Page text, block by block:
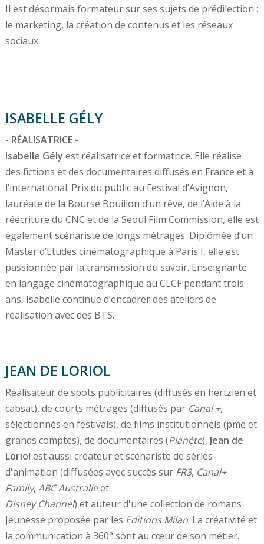
Il est désormais formateur sur ses sujets de prédilection :
le marketing, la création de contenus et les réseaux
sociaux.
ISABELLE GÉLY
- RÉALISATRICE -
Isabelle Gély est réalisatrice et formatrice. Elle réalise
des fictions et des documentaires diffusés en France et à
l’international. Prix du public au Festival d’Avignon,
lauréate de la Bourse Bouillon d’un rêve, de l’Aide à la
réécriture du CNC et de la Seoul Film Commission, elle est
également scénariste de longs métrages. Diplômée d’un
Master d’Etudes cinématographique à Paris I, elle est
passionnée par la transmission du savoir. Enseignante
en langage cinématographique au CLCF pendant trois
ans, Isabelle continue d’encadrer des ateliers de
réalisation avec des BTS.
JEAN DE LORIOL
Réalisateur de spots publicitaires (diffusés en hertzien et
cabsat), de courts métrages (diffusés par Canal +,
sélectionnés en festivals), de films institutionnels (pme et
grands comptes), de documentaires (Planète), Jean de
Loriol est aussi créateur et scénariste de séries
d'animation (diffusées avec succès sur FR3, Canal+
Family, ABC Australieet
Disney Channel) et auteur d'une collection de romans
Jeunesse proposée par les Editions Milan. La créativité et
la communication à 360° sont au cœur de son métier.